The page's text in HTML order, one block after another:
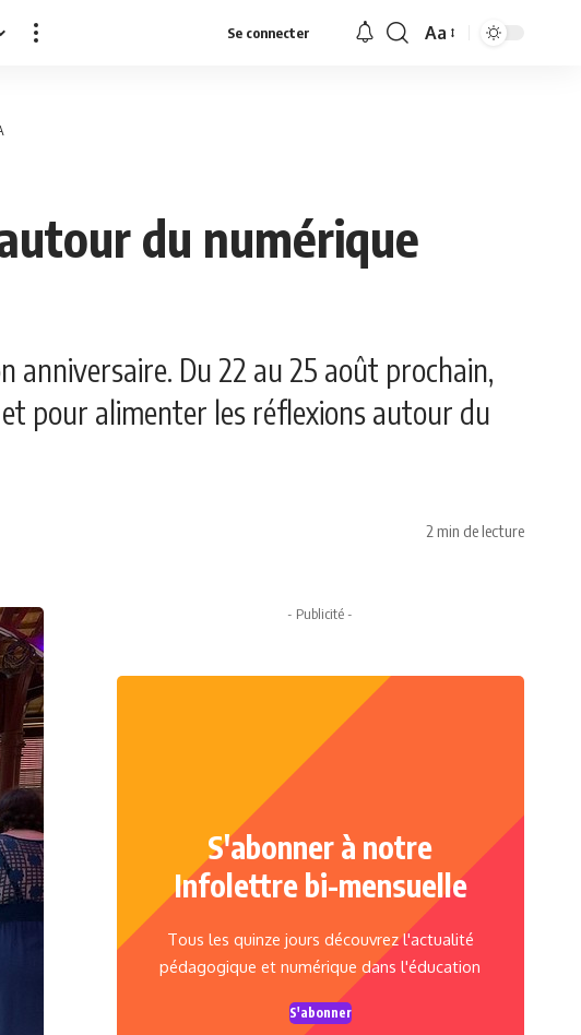
Se connecter
Font
Aa
du numérique
anniversaire. Du 22 au 25 août prochain,
pour alimenter les réflexions autour du
2 min de lecture
- Publicité -
S'abonner à notre
Infolettre bi-mensuelle
Tous les quinze jours découvrez l'actualité
pédagogique et numérique dans l'éducation
S'abonner